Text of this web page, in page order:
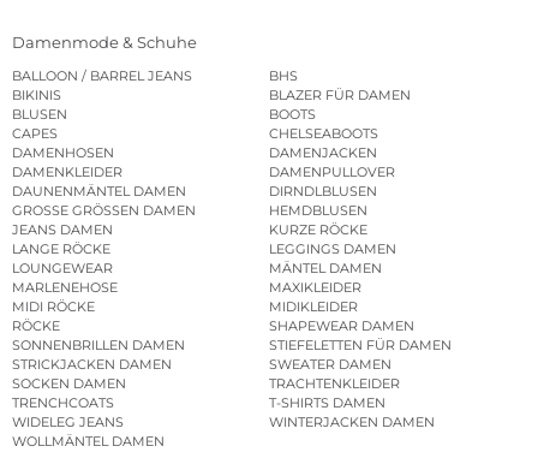
Damenmode & Schuhe
BALLOON / BARREL JEANS
BHS
BIKINIS
BLAZER FÜR DAMEN
BLUSEN
BOOTS
CAPES
CHELSEABOOTS
DAMENHOSEN
DAMENJACKEN
DAMENKLEIDER
DAMENPULLOVER
DAUNENMÄNTEL DAMEN
DIRNDLBLUSEN
GROSSE GRÖSSEN DAMEN
HEMDBLUSEN
JEANS DAMEN
KURZE RÖCKE
LANGE RÖCKE
LEGGINGS DAMEN
LOUNGEWEAR
MÄNTEL DAMEN
MARLENEHOSE
MAXIKLEIDER
MIDI RÖCKE
MIDIKLEIDER
RÖCKE
SHAPEWEAR DAMEN
SONNENBRILLEN DAMEN
STIEFELETTEN FÜR DAMEN
STRICKJACKEN DAMEN
SWEATER DAMEN
SOCKEN DAMEN
TRACHTENKLEIDER
TRENCHCOATS
T-SHIRTS DAMEN
WIDELEG JEANS
WINTERJACKEN DAMEN
WOLLMÄNTEL DAMEN